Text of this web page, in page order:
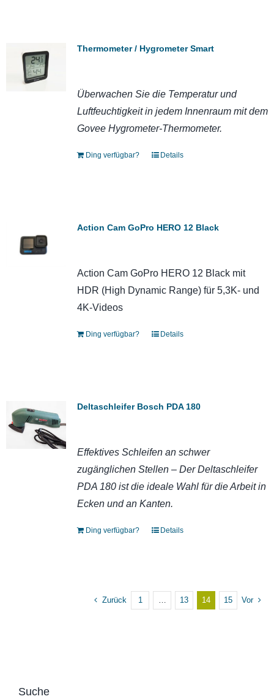
Thermometer / Hygrometer Smart
Überwachen Sie die Temperatur und
Luftfeuchtigkeit in jedem Innenraum mit dem
Govee Hygrometer-Thermometer.
Ding verfügbar? Details
Action Cam GoPro HERO 12 Black
Action Cam GoPro HERO 12 Black mit
HDR (High Dynamic Range) für 5,3K- und
4K-Videos
Ding verfügbar? Details
Deltaschleifer Bosch PDA 180
Effektives Schleifen an schwer
zugänglichen Stellen – Der Deltaschleifer
PDA 180 ist die ideale Wahl für die Arbeit in
Ecken und an Kanten.
Ding verfügbar? Details
Zurück 1 … 13 14 15 Vor
Suche